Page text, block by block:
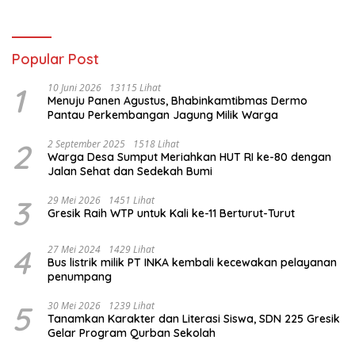
Membatalkan Hak Warga.
Popular Post
1 10 Juni 2026 13115 Lihat
Menuju Panen Agustus, Bhabinkamtibmas Dermo
Pantau Perkembangan Jagung Milik Warga
2 2 September 2025 1518 Lihat
Warga Desa Sumput Meriahkan HUT RI ke-80 dengan
Jalan Sehat dan Sedekah Bumi ‎
3 29 Mei 2026 1451 Lihat
Gresik Raih WTP untuk Kali ke-11 Berturut-Turut
4 27 Mei 2024 1429 Lihat
Bus listrik milik PT INKA kembali kecewakan pelayanan
penumpang
5 30 Mei 2026 1239 Lihat
Tanamkan Karakter dan Literasi Siswa, SDN 225 Gresik
Gelar Program Qurban Sekolah